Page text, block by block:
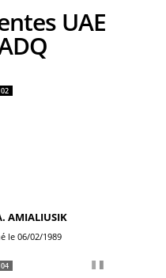
AMIALIUSIK
le 06/02/1989